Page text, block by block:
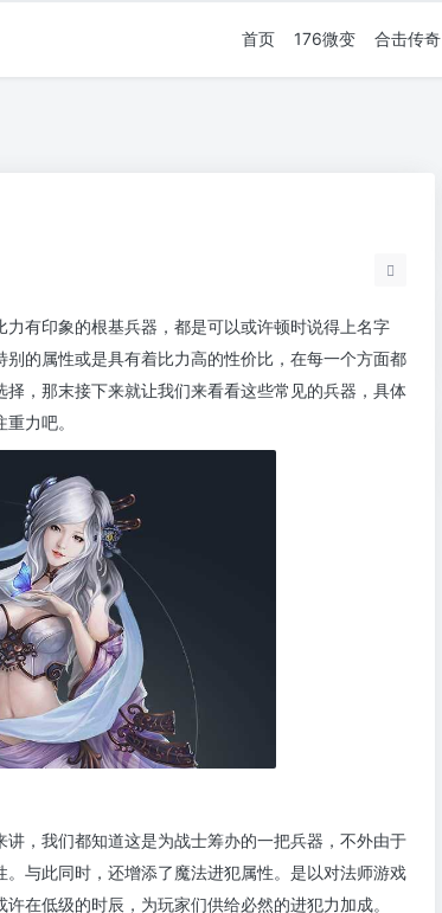
首页 176微变 合击传奇
有印象的根基兵器，都是可以或许顿时说得上名字
的属性或是具有着比力高的性价比，在每一个方面都
，那末接下来就让我们来看看这些常见的兵器，具体
力吧。
，我们都知道这是为战士筹办的一把兵器，不外由于
与此同时，还增添了魔法进犯属性。是以对法师游戏
在低级的时辰，为玩家们供给必然的进犯力加成。